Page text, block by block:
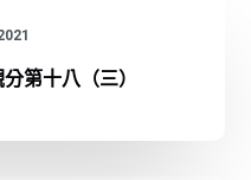
第十八（三）